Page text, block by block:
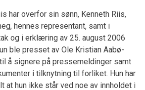
har overfor sin sønn, Kenneth Riis,
hennes representant, samt i
og i erklæring av 25. august 2006
ble presset av Ole Kristian Aabø-
å signere på pressemeldinger samt
i tilknytning til forliket. Hun har
at hun ikke står ved noe av innholdet i